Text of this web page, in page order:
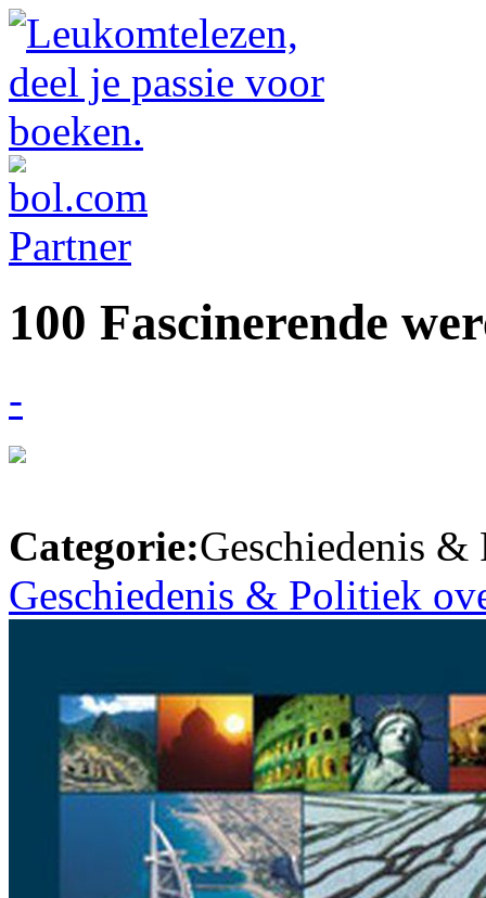
100 Fascinerende
-
Categorie:Geschiedenis
Geschiedenis & Politiek